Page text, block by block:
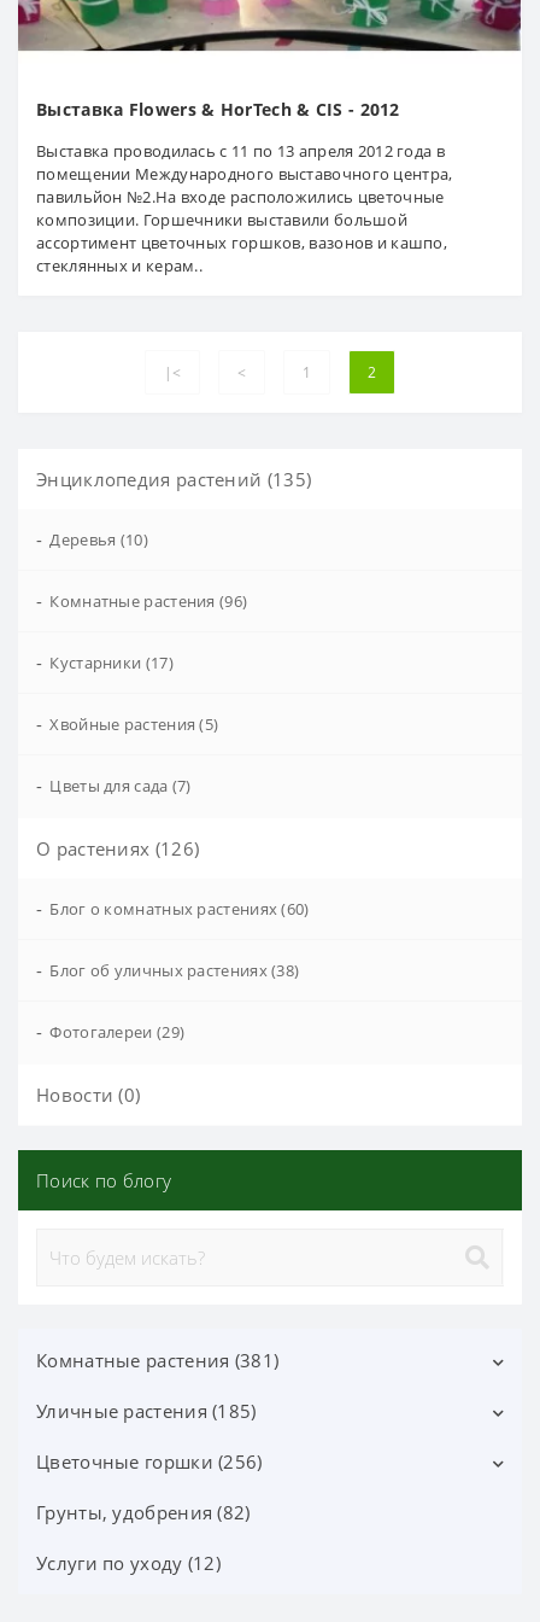
Выставка Flowers & HorTech & CIS - 2012
Выставка проводилась с 11 по 13 апреля 2012 года в
помещении Международного выставочного центра,
павильйон №2.На входе расположились цветочные
композиции. Горшечники выставили большой
ассортимент цветочных горшков, вазонов и кашпо,
стеклянных и керам..
|< < 1 2
Энциклопедия растений (135)
- Деревья (10)
- Комнатные растения (96)
- Кустарники (17)
- Хвойные растения (5)
- Цветы для сада (7)
О растениях (126)
- Блог о комнатных растениях (60)
- Блог об уличных растениях (38)
- Фотогалереи (29)
Новости (0)
Поиск по блогу
Комнатные растения (381)
Декоративно-лиственные (113)
Цветущие (37)
Орхидеи фаленопсис (70)
Орхидеи (24)
Уличные растения (185)
Лиственные кустарники (25)
Цветущие кустарники (52)
Хвойные деревья и кустарники (60)
Цветочные горшки (256)
Горшки Лечуза, Аксессуары (87)
Керамические горшки (91)
Грунты, удобрения (82)
Услуги по уходу (12)